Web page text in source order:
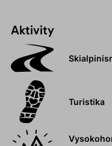
Aktivity
Turistika